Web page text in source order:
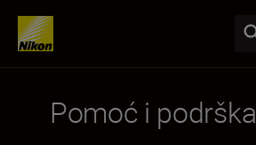
Pomoć i podrška